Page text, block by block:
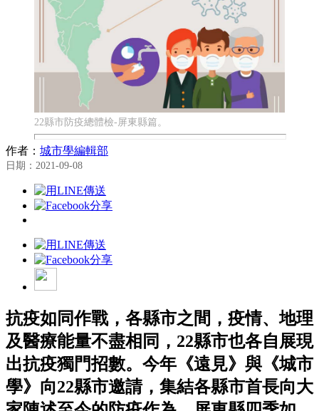
22縣市防疫總體檢-屏東縣篇。
作者： 城市學編輯部
日期：2021-09-08
抗疫如同作戰，各縣市之間，疫情、地理
及醫療能量不盡相同，22縣市也各自展現
出抗疫獨門招數。今年《遠見》與《城市
學》向22縣市邀請，集結各縣市首長向大